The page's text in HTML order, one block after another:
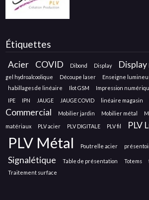
Étiquettes
Acier COVID Dibond Display
gel hydroalcoolique
Découpe laser Enseigne
habillages de linéaire
Ilot GSM Impression
IPE
IPN JAUGE JAUGE COVID linéaire magasin
Commercial
Mobilier jardin Mobilier métal
matériaux
PLV acier PLV DIGITALE PLV fil PLV
PLV Métal Poutrelle acier
Signalétique Table de présentation Totems
Traitement surface